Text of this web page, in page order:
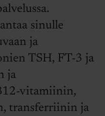
sinulle
ja
TSH, FT-3 ja
ja
vitamiinin,
transferriinin ja